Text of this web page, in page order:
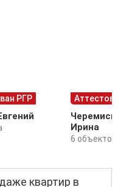
РГР
Ирина
6 объектов
квартир в